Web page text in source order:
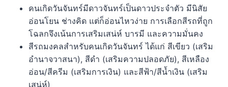
สีรถมงคลเสริมดวงสำหรับคนเกิดวันจันทร์
สีรถที่ควรเลี่ยงสำหรับคนเกิดวันจันทร์ (สีกาลกิณี)
ตารางสรุปสีรถมงคลและสีที่ควรเลี่ยงสำหรับคนเกิดวัน
จันทร์
เลือกสีรถอย่างไรให้เหมาะกับไลฟ์สไตล์และการใช้งาน
คนเกิดวันจันทร์มีดาวจันทร์เป็นดาวประจำตัว มีนิสัย
อ่อนโยน ช่างคิด แต่ก็อ่อนไหวง่าย การเลือกสีรถที่ถูก
โฉลกจึงเน้นการเสริมเสน่ห์ บารมี และความมั่นคง
สีรถมงคลสำหรับคนเกิดวันจันทร์ ได้แก่ สีเขียว (เสริม
อำนาจวาสนา), สีดำ (เสริมความปลอดภัย), สีเหลือง
อ่อน/สีครีม (เสริมการเงิน) และสีฟ้า/สีน้ำเงิน (เสริม
เสน่ห์)